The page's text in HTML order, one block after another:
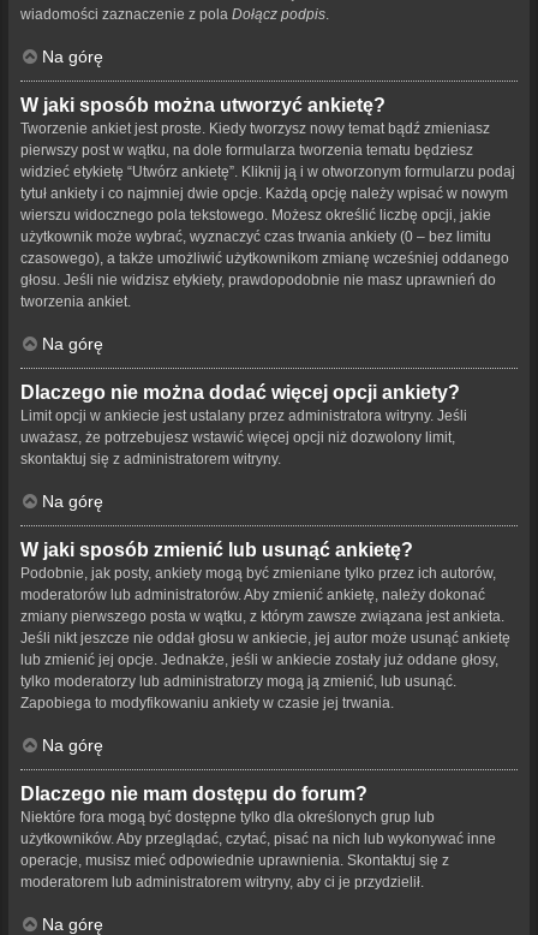
wiadomości zaznaczenie z pola Dołącz podpis
Na górę
W jaki sposób można utworzyć ankietę?
Tworzenie ankiet jest proste. Kiedy tworzysz nowy temat bądź zmieniasz
pierwszy post w wątku, na dole formularza tworzenia tematu będziesz
widzieć etykietę “Utwórz ankietę”. Kliknij ją i w otworzonym formularzu podaj
tytuł ankiety i co najmniej dwie opcje. Każdą opcję należy wpisać w nowym
wierszu widocznego pola tekstowego. Możesz określić liczbę opcji, jakie
użytkownik może wybrać, wyznaczyć czas trwania ankiety (0 – bez limitu
czasowego), a także umożliwić użytkownikom zmianę wcześniej oddanego
głosu. Jeśli nie widzisz etykiety, prawdopodobnie nie masz uprawnień do
tworzenia ankiet.
Na górę
Dlaczego nie można dodać więcej opcji ankiety?
Limit opcji w ankiecie jest ustalany przez administratora witryny. Jeśli
uważasz, że potrzebujesz wstawić więcej opcji niż dozwolony limit,
skontaktuj się z administratorem witryny.
Na górę
W jaki sposób zmienić lub usunąć ankietę?
Podobnie, jak posty, ankiety mogą być zmieniane tylko przez ich autorów,
moderatorów lub administratorów. Aby zmienić ankietę, należy dokonać
zmiany pierwszego posta w wątku, z którym zawsze związana jest ankieta.
Jeśli nikt jeszcze nie oddał głosu w ankiecie, jej autor może usunąć ankietę
lub zmienić jej opcje. Jednakże, jeśli w ankiecie zostały już oddane głosy,
tylko moderatorzy lub administratorzy mogą ją zmienić, lub usunąć.
Zapobiega to modyfikowaniu ankiety w czasie jej trwania.
Na górę
Dlaczego nie mam dostępu do forum?
Niektóre fora mogą być dostępne tylko dla określonych grup lub
użytkowników. Aby przeglądać, czytać, pisać na nich lub wykonywać inne
operacje, musisz mieć odpowiednie uprawnienia. Skontaktuj się z
moderatorem lub administratorem witryny, aby ci je przydzielił.
Na górę